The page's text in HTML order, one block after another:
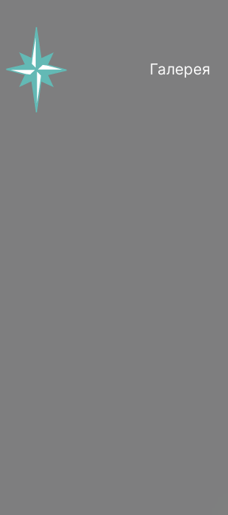
Галерея